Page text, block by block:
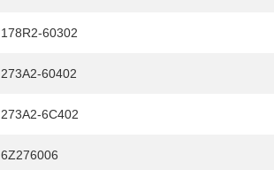
178R2-60302
273A2-60402
273A2-6C402
6Z276006